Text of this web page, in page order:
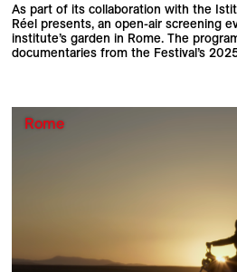
As part of its collaboration with the
Réel presents, an open-air screening
institute’s garden in Rome. The
documentaries from the Festival’s
Rome